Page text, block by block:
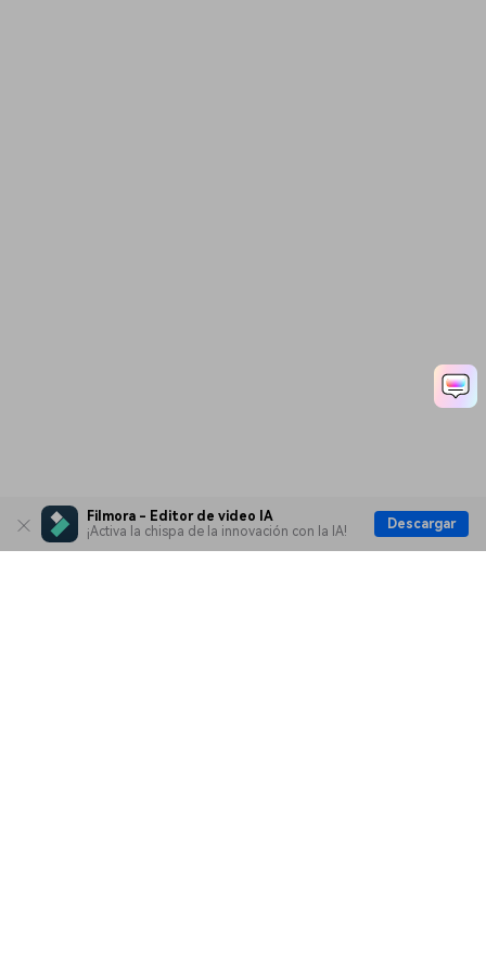
Filmora - Editor de video IA
¡Activa la chispa de la innovación con la IA!
Descargar